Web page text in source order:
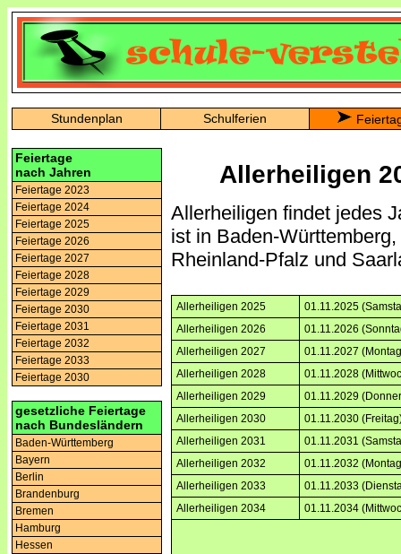
Stundenplan Schulferien
Feiertage
nach Jahren
Feiertage 2023
Feiertage 2024
Feiertage 2025
Feiertage 2026
Feiertage 2027
Feiertage 2028
Feiertage 2029
Feiertage 2030
Feiertage 2031
Feiertage 2032
Feiertage 2033
Feiertage 2030
gesetzliche Feiertage
nach Bundesländern
Baden-Württemberg
Bayern
Berlin
Brandenburg
Bremen
Hamburg
Hessen
Allerheiligen
Allerheiligen findet jedes
ist in Baden-
Rheinland-Pfalz und
Allerheiligen 2025
01.11.2025
Allerheiligen 2026
01.11.2026
Allerheiligen 2027
01.11.2027
Allerheiligen 2028
01.11.2028
Allerheiligen 2029
01.11.2029
Allerheiligen 2030
01.11.2030
Allerheiligen 2031
01.11.2031
Allerheiligen 2032
01.11.2032
Allerheiligen 2033
01.11.2033
Allerheiligen 2034
01.11.2034